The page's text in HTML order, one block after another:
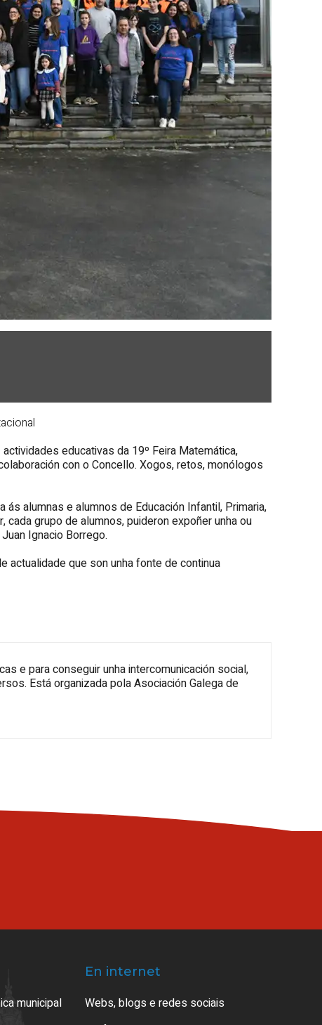
educativas da 19º Feira Matemática,
con o Concello. Xogos, retos, monólogos
alumnas e alumnos de Educación Infantil, Primaria,
grupo de alumnos, puideron expoñer unha ou
Ignacio Borrego.
actualidade que son unha fonte de continua
e para conseguir unha intercomunicación social,
Está organizada pola Asociación Galega de
municipal
En internet
Webs, blogs e redes sociais